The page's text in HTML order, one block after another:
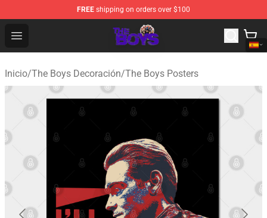
FREE shipping on orders over $100
Open menu
The Boys Store - Official The Boys Merchandise Shop
Inicio/The Boys Decoración/The Boys Posters